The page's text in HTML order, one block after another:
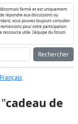
désormais fermé et est uniquement
répondre aux discussions ou
vous pouvez toujours consulter
remercions pour votre participation
ressource utile. L'équipe du forum
Rechercher
cadeau de